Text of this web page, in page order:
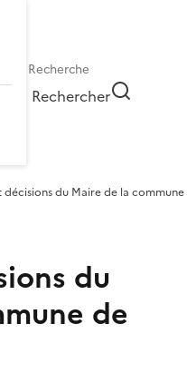
Rechercher
du Maire de la commune
du
de